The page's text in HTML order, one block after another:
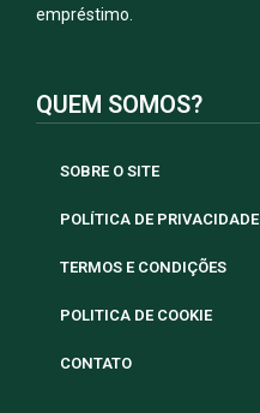
empréstimo.
QUEM SOMOS?
SOBRE O SITE
POLÍTICA DE PRIVACIDADE
TERMOS E CONDIÇÕES
POLITICA DE COOKIE
CONTATO